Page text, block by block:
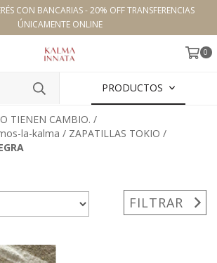
CON BANCARIAS - 20% OFF TRANSFERENCIAS
ÚNICAMENTE ONLINE
0
PRODUCTOS
TIENEN CAMBIO. /
la-kalma / ZAPATILLAS TOKIO /
FILTRAR